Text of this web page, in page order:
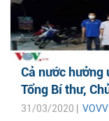
Cả nước hưởng
Tổng Bí thư,
31/03/2020 |